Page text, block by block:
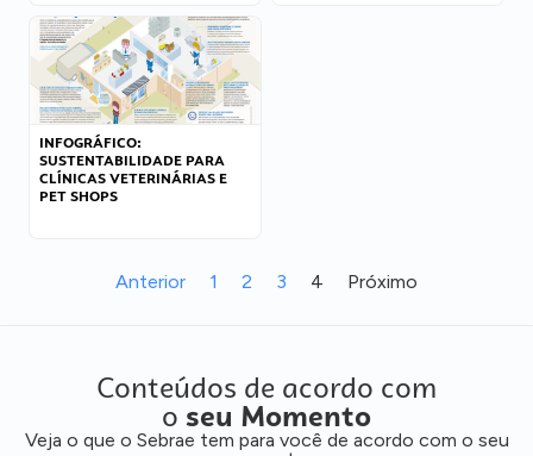
INFOGRÁFICO:
SUSTENTABILIDADE PARA
CLÍNICAS VETERINÁRIAS E
PET SHOPS
Anterior 1 2 3 4 Próximo
Conteúdos de acordo com
o seu Momento
Veja o que o Sebrae tem para você de acordo com o seu